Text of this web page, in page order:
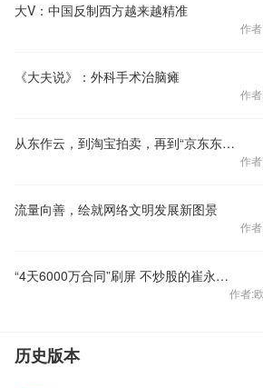
大V：中国反制西方越来越精准
作
《大夫说》：外科手术治脑瘫
作
从东作云，到淘宝拍卖，再到“京东东阳红木馆” 东阳红木电商之路在何方？
作
流量向善，绘就网络文明发展新图景
作
“4天6000万合同”刷屏 不炒股的崔永元犯了一低级错误
作者:
历史版本